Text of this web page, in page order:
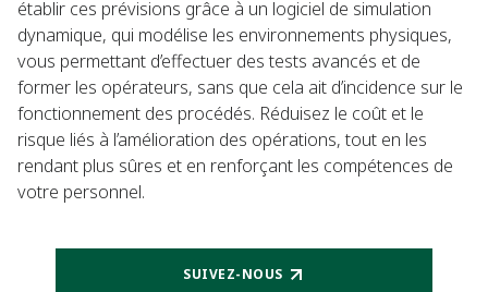
établir ces prévisions grâce à un logiciel de simulation
dynamique, qui modélise les environnements physiques,
vous permettant d’effectuer des tests avancés et de
former les opérateurs, sans que cela ait d’incidence sur le
fonctionnement des procédés. Réduisez le coût et le
risque liés à l’amélioration des opérations, tout en les
rendant plus sûres et en renforçant les compétences de
votre personnel.
SUIVEZ-NOUS